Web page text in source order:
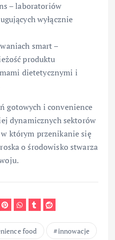
– laboratoriów
wyłącznie
smart –
produktu
dietetycznymi i
gotowych i convenience
dynamicznych sektorów
w którym przenikanie się
o środowisko stwarza
food innowacje